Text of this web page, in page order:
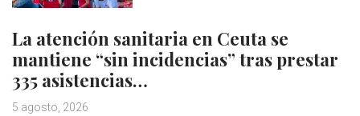
La atención sanitaria en Ceuta se
mantiene “sin incidencias” tras prestar
335 asistencias…
5 agosto, 2026